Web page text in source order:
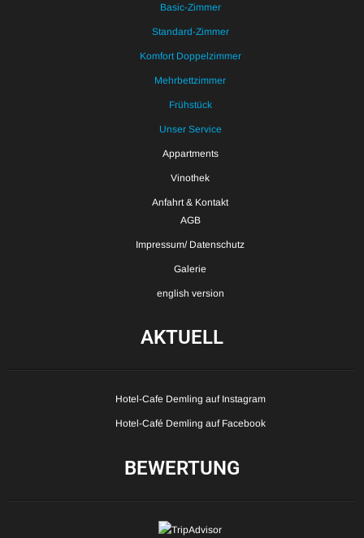
Basic-Zimmer
Standard-Zimmer
Komfort Doppelzimmer
Mehrbettzimmer
Frühstück
Unser Service
Appartments
Vinothek
Anfahrt & Kontakt
AGB
Impressum/ Datenschutz
Galerie
english version
AKTUELL
Hotel-Cafe Demling auf Instagram
Hotel-Café Demling auf Facebook
BEWERTUNG